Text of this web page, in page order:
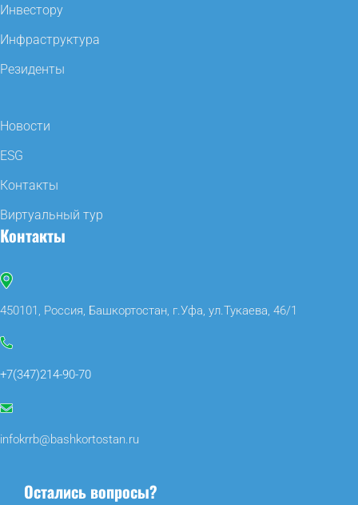
Инвестору
Инфраструктура
Резиденты
Новости
ESG
Контакты
Виртуальный тур
Контакты
450101, Россия, Башкортостан, г.Уфа, ул.Тукаева, 46/1
+7(347)214-90-70
infokrrb@bashkortostan.ru
Остались вопросы?